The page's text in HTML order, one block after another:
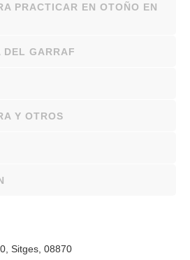
PRACTICAR EN OTOÑO EN
DEL GARRAF
Y OTROS
Sitges, 08870